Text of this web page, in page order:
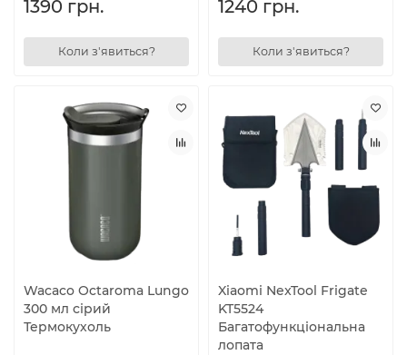
1390 грн.
Коли з'явиться?
1240 грн.
Коли з'явиться?
Wacaco Octaroma Lungo
300 мл сірий
Термокухоль
Xiaomi NexTool Frigate
KT5524
Багатофункціональна
лопата